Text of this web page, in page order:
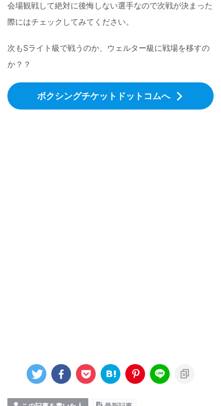
会場観戦して絶対に後悔しない選手なので次戦が決まった
際にはチェックしてみてください。
次もSライト級で戦うのか、ウェルター級に戦場を移すの
か？？
ボクシングチケットドットコムへ